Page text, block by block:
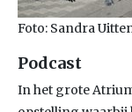
Foto: Sandra
Podcast
In het grote